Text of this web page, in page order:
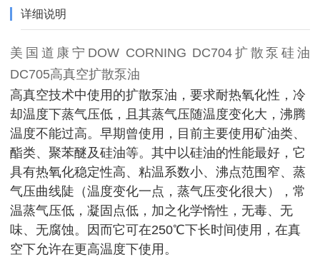
详细说明
美国道康宁DOW CORNING DC704扩散泵硅油
DC705高真空扩散泵油
高真空技术中使用的扩散泵油，要求耐热氧化性，冷
却温度下蒸气压低，且其蒸气压随温度变化大，沸腾
温度不能过高。早期曾使用，目前主要使用矿油类、
酯类、聚苯醚及硅油等。其中以硅油的性能最好，它
具有热氧化稳定性高、粘温系数小、沸点范围窄、蒸
气压曲线陡（温度变化一点，蒸气压变化很大），常
温蒸气压低，凝固点低，加之化学惰性，无毒、无
味、无腐蚀。因而它可在250℃下长时间使用，在真
空下允许在更高温度下使用。